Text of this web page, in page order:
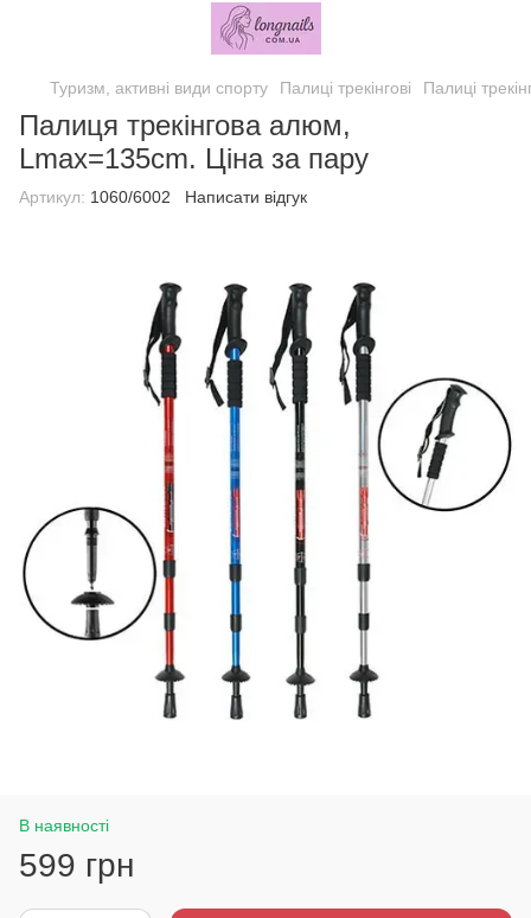
Туризм, активні види спорту Палиці трекінгові Палиці
Палиця трекінгова алюм,
Lmax=135cm. Ціна за пару
Артикул: 1060/6002 Написати відгук
В наявності
599 грн